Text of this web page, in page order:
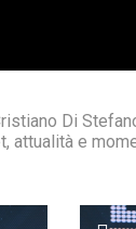
Di
attualità e